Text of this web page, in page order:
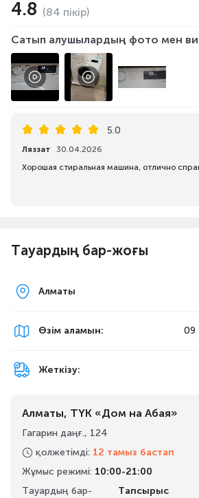
4.8 (84 пікір)
Сатып алушылардың фото мен
5.0
Ляззат
30.04.2026
Тауардың бар-жоғы
Алматы
Өзім аламын: 09
Жеткізу:
Алматы, ТҮК «Дом на Абая»
Гагарин даңғ., 124
қолжетімді: 12 тамыз бастап
Жұмыс режимі: 10:00-21:00
Тауардың бар-
Тапсырыс